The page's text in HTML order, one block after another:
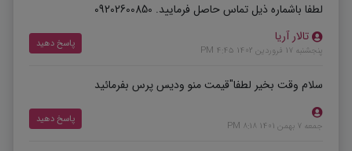
لطفا باشماره ذیل تماس حاصل فرمایید. 09202600850
تالار آریا
پنجشنبه 17 فروردین 1402 4:45 PM
پاسخ دهید
سلام وقت بخیر لطفا"قیمت منو ودیس پرس بفرمائید
جمعه 7 بهمن 1401 8:18 PM
پاسخ دهید